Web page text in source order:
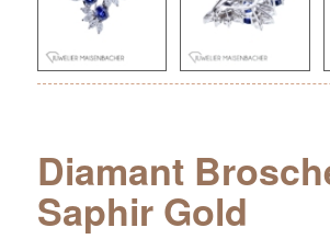
Diamant
Saphir Gold